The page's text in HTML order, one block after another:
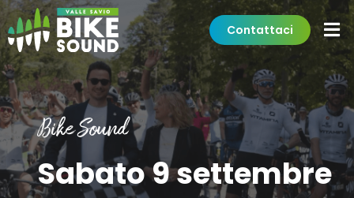
Contattaci
Bike Sound
Sabato 9 settembre